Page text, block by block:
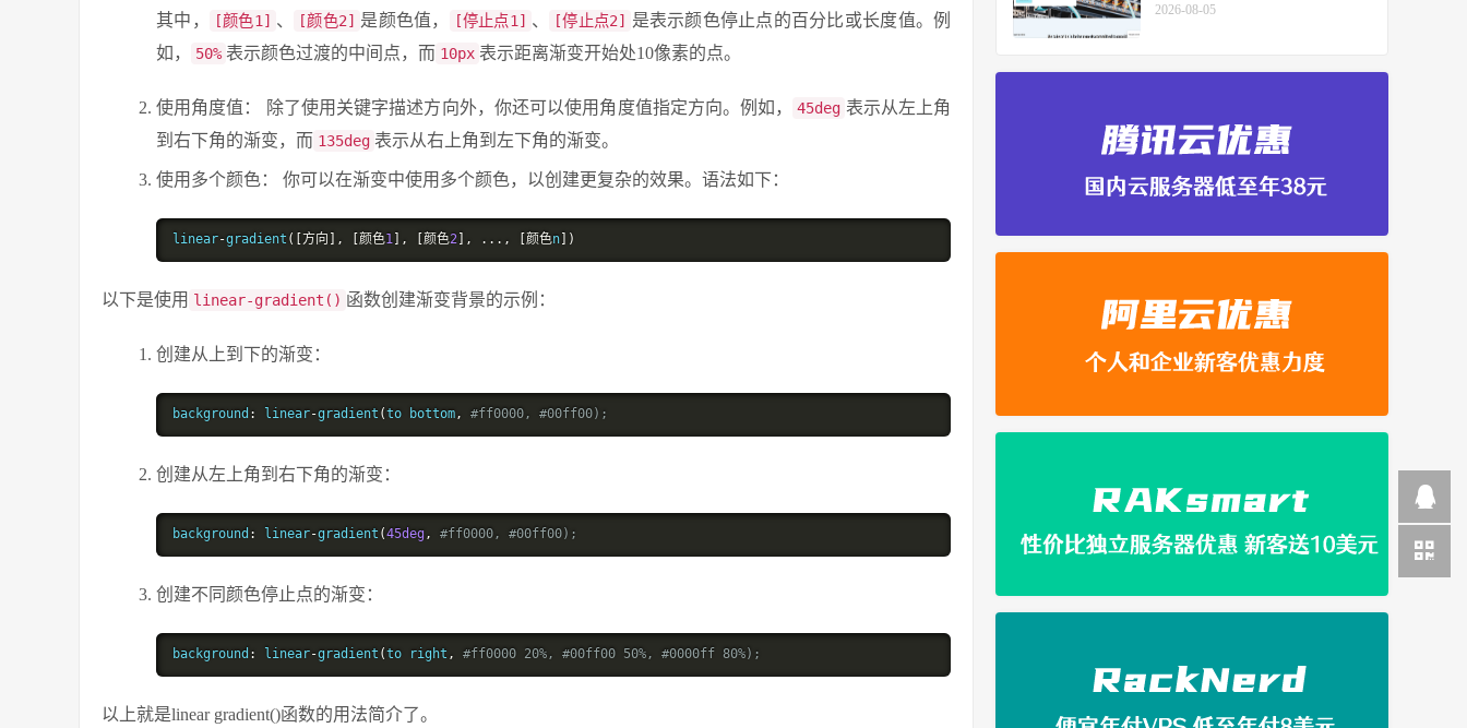
其中， [颜色1] 、 [颜色2] 是颜色值， [停止点1] 、 [停止点2]
是表示颜色停止点的百分比或长度值。例
如，
50% 表示颜色过渡的中间点，而 10px 表示距离渐变开始处10像素的点。
使用角度值： 除了使用关键字描述方向外，你还可以使用角度值指定方向。例如， 45deg 表示从左上角
到右下角的渐变，而 135deg 表示从右上角到左下角的渐变。
使用多个颜色： 你可以在渐变中使用多个颜色，以创建更复杂的效果。语法如下：
linear-gradient ([方向], [颜色1 ], [颜色2 ], ..., [颜色n ])
以下是使用 linear-gradient() 函数创建渐变背景的示例：
创建从上到下的渐变：
background : linear-gradient (to bottom, #ff0000, #00ff00);
创建从左上角到右下角的渐变：
background : linear-gradient (45deg , #ff0000, #00ff00);
创建不同颜色停止点的渐变：
background : linear-gradient (to right , #ff0000 20%, #00ff00 50%, #0000ff 80%);
以上就是linear gradient()函数的用法简介了。
2026-08-05